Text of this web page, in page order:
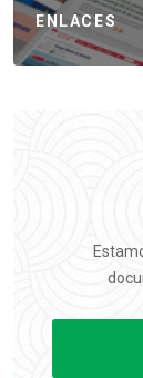
ENLACES